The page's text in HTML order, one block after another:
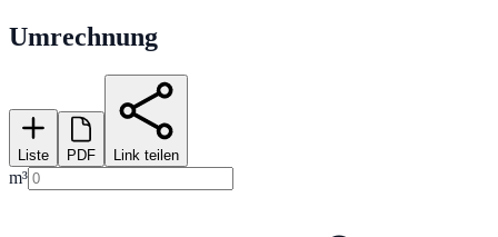
Umrechnung
Liste PDF Link teilen
m³